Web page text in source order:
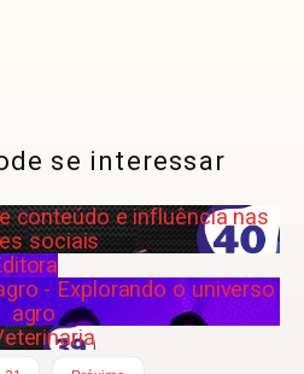
se interessar
conteúdo e influência nas
sociais
- Explorando o universo
agro